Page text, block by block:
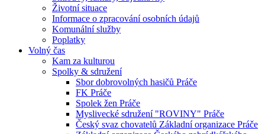
Životní situace
Informace o zpracování osobních údajů
Komunální služby
Poplatky
Volný čas
Kam za kulturou
Spolky & sdružení
Sbor dobrovolných hasičů Práče
FK Práče
Spolek žen Práče
Myslivecké sdružení "ROVINY" Práče
Český svaz chovatelů Základní organizace Práče